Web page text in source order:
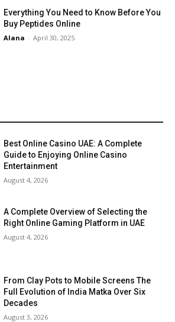
Everything You Need to Know Before You
Buy Peptides Online
Alana - April 30, 2025
Best Online Casino UAE: A Complete
Guide to Enjoying Online Casino
Entertainment
August 4, 2026
A Complete Overview of Selecting the
Right Online Gaming Platform in UAE
August 4, 2026
From Clay Pots to Mobile Screens The
Full Evolution of India Matka Over Six
Decades
August 3, 2026